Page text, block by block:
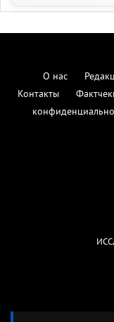
О нас
Контакты